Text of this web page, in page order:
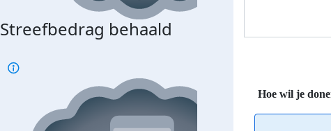
Streefbedrag behaald